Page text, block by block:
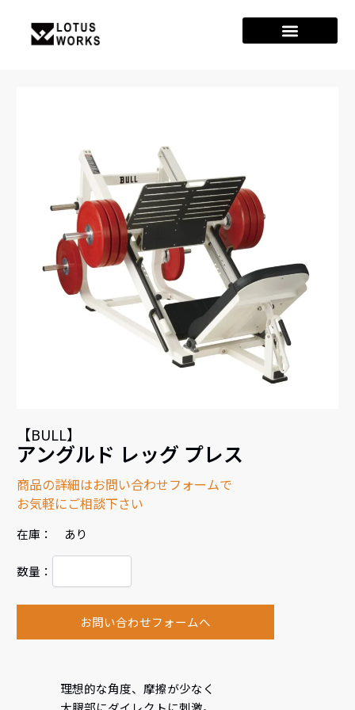
【BULL】
アングルド レッグ プレス
商品の詳細はお問い合わせフォームで
お気軽にご相談下さい
在庫： あり
数量：
お問い合わせフォームへ
理想的な角度、摩擦が少なく